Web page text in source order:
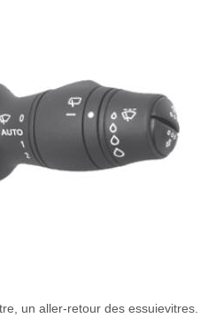
un aller-retour des essuievitres.